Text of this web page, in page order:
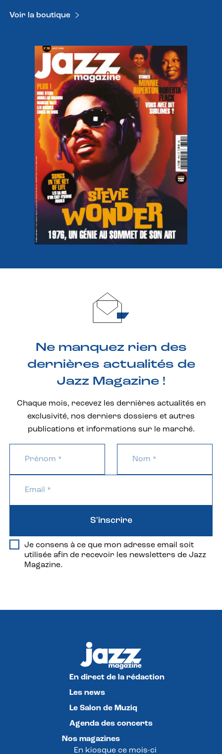
Voir la boutique
Ne manquez rien des
dernières actualités de
Jazz Magazine !
Chaque mois, recevez les dernières actualités en
exclusivité, nos derniers dossiers et autres
publications et informations sur le marché.
Je consens à ce que mon adresse email soit
utilisée afin de recevoir les newsletters de Jazz
Magazine.
S'inscrire
En direct de la rédaction
Les news
Le Salon de Muziq
Agenda des concerts
Nos magazines
En kiosque ce mois-ci